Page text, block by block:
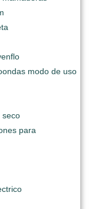
modo de uso
seco
para